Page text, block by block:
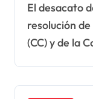
El desacato del Congreso de la República a la
resolución
(CC) y de la